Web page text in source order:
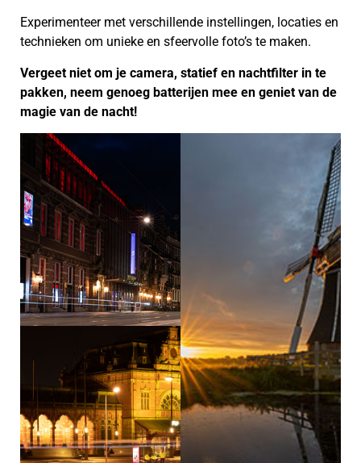
Experimenteer met verschillende instellingen, locaties en
technieken om unieke en sfeervolle foto’s te maken.
Vergeet niet om je camera, statief en nachtfilter in te
pakken, neem genoeg batterijen mee en geniet van de
magie van de nacht!